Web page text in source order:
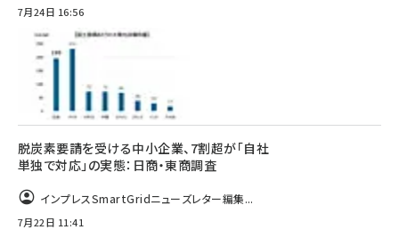
7月24日 16:56
脱炭素要請を受ける中小企業、7割超が「自社
単独で対応」の実態：日商・東商調査
インプレスSmartGridニューズレター編集...
7月22日 11:41